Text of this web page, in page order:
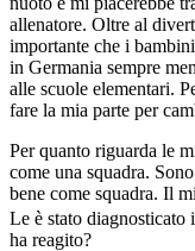
allenatore. Oltre al
importante che i
in Germania sempre
alle scuole elementari.
fare la mia parte per
Per quanto riguarda le
come una squadra.
bene come squadra. Il
Le è stato
ha reagito?